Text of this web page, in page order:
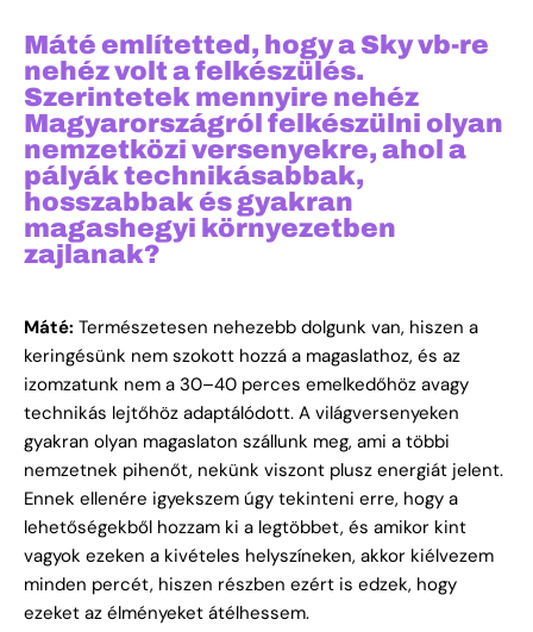
Máté említetted, hogy a Sky vb-re
nehéz volt a felkészülés.
Szerintetek mennyire nehéz
Magyarországról felkészülni olyan
nemzetközi versenyekre, ahol a
pályák technikásabbak,
hosszabbak és gyakran
magashegyi környezetben
zajlanak?
Máté: Természetesen nehezebb dolgunk van, hiszen a
keringésünk nem szokott hozzá a magaslathoz, és az
izomzatunk nem a 30–40 perces emelkedőhöz avagy
technikás lejtőhöz adaptálódott. A világversenyeken
gyakran olyan magaslaton szállunk meg, ami a többi
nemzetnek pihenőt, nekünk viszont plusz energiát jelent.
Ennek ellenére igyekszem úgy tekinteni erre, hogy a
lehetőségekből hozzam ki a legtöbbet, és amikor kint
vagyok ezeken a kivételes helyszíneken, akkor kiélvezem
minden percét, hiszen részben ezért is edzek, hogy
ezeket az élményeket átélhessem.